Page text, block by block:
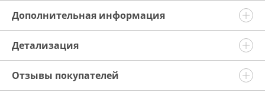
Дополнительная информация
Детализация
Отзывы покупателей